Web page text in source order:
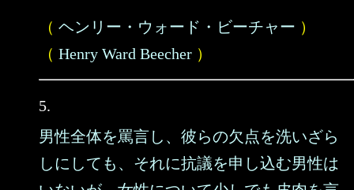
（ ヘンリー・ウォード・ビーチャー ）
（ Henry Ward Beecher ）
5.
男性全体を罵言し、彼らの欠点を洗いざら
しにしても、それに抗議を申し込む男性は